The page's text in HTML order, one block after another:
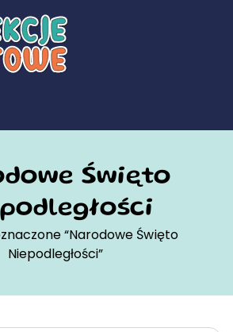
Święto
“Narodowe Święto
Niepodległości”